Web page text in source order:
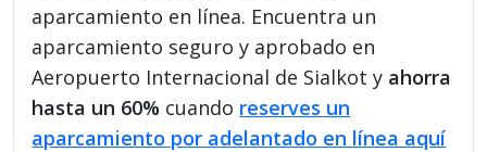
aparcamiento en línea. Encuentra un
aparcamiento seguro y aprobado en
Aeropuerto Internacional de Sialkot y ahorra
hasta un 60% cuando reserves un
aparcamiento por adelantado en línea aquí